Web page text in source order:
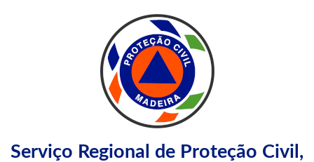
Serviço Regional de Proteção Civil,